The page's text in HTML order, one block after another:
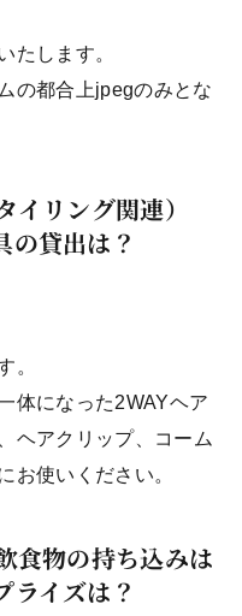
たします。
の都合上jpegのみとな
リング関連）
の貸出は？
。
体になった2WAYヘア
ヘアクリップ、コーム
お使いください。
食物の持ち込みは
ライズは？